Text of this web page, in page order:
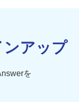
ンアップ
を